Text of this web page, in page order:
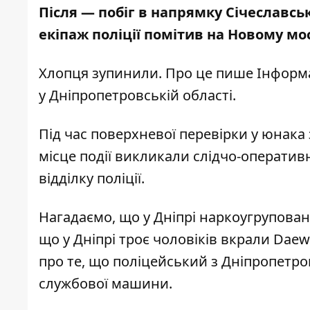
Після — побіг в напрямку
екіпаж поліції помітив на Новому
Хлопця зупинили. Про це пише
у Дніпропетровській області.
Під час поверхневої перевірки у
місце події викликали слідчо-
відділку поліції.
Нагадаємо, що у Дніпрі
що у Дніпрі троє чоловіків вкрали
про те, що поліцейський з
службової машини.